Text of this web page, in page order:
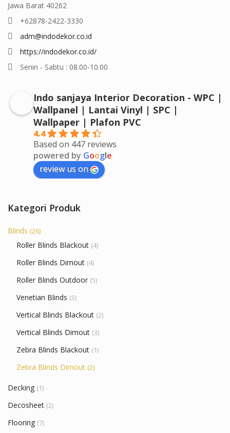
Jawa Barat 40262
+62878-2422-3330
adm@indodekor.co.id
https://indodekor.co.id/
Senin - Sabtu : 08.00-10.00
Indo sanjaya Interior Decoration - WPC |
Wallpanel | Lantai Vinyl | SPC |
Wallpaper | Plafon PVC
4.4
Based on 447 reviews
powered by Google
review us on
Kategori Produk
Blinds (26)
Roller Blinds Blackout (4)
Roller Blinds Dimout (4)
Roller Blinds Outdoor (5)
Venetian Blinds (5)
Vertical Blinds Blackout (2)
Vertical Blinds Dimout (3)
Zebra Blinds Blackout (1)
Zebra Blinds Dimout (2)
Decking (1)
Decosheet (2)
Flooring (7)